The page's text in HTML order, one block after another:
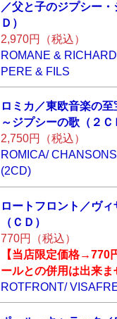
／父と子のジプシー・
Ｄ）
2,970円（税込）
ROMANE &
PERE & FILS
ロミカ／東欧音楽の
～ジプシーの歌（２ Ｃ
2,750円（税込）
ROMICA/
(2CD)
ロートフロント／ ヴィ
（Ｃ Ｄ）
770円（税込）
【当店限定価格→770
ールとの併用は出来ま
ROTFRONT/